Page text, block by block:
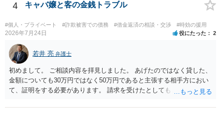
4 キャバ嬢と客の金銭トラブル
#個人・プライベート #詐欺被害での債務 #借金返済の相談・交渉 #時効の援用
2026年7月24日 役にたった 2
若井 亮 弁護士
初めまして。 ご相談内容を拝見しました。 あげたのではなく貸した、
金額についても30万円ではなく50万円であると主張する相手方におい
て、証明をする必要があります。 請求を受けたとしても、もらったも
れることになるでしょう。 請求があるまでは、こちらからアクション